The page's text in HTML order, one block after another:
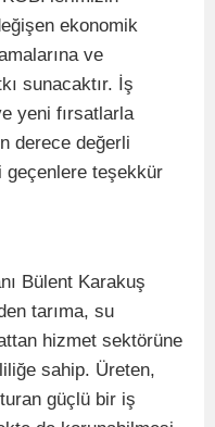
ekonomik
ve
sunacaktır. İş
yeni fırsatlarla
derece değerli
geçenlere teşekkür
Bülent Karakuş
tarıma, su
hizmet sektörüne
sahip. Üreten,
güçlü bir iş